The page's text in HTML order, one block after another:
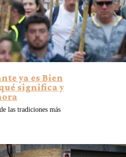
ya es Bien
significa y
las tradiciones más